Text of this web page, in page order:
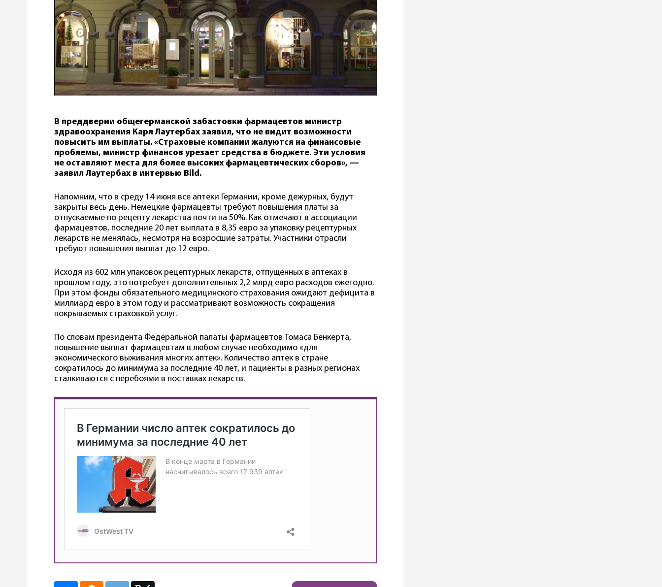
В преддверии общегерманской забастовки фармацевтов министр
здравоохранения Карл Лаутербах заявил, что не видит возможности
повысить им выплаты. «Страховые компании жалуются на финансовые
проблемы, министр финансов урезает средства в бюджете. Эти условия
не оставляют места для более высоких фармацевтических сборов», —
заявил Лаутербах в интервью Bild.
Напомним, что в среду 14 июня все аптеки Германии, кроме дежурных, будут
закрыты весь день. Немецкие фармацевты требуют повышения платы за
отпускаемые по рецепту лекарства почти на 50%. Как отмечают в ассоциации
фармацевтов, последние 20 лет выплата в 8,35 евро за упаковку рецептурных
лекарств не менялась, несмотря на возросшие затраты. Участники отрасли
требуют повышения выплат до 12 евро.
Исходя из 602 млн упаковок рецептурных лекарств, отпущенных в аптеках в
прошлом году, это потребует дополнительных 2,2 млрд евро расходов ежегодно.
При этом фонды обязательного медицинского страхования ожидают дефицита в
миллиард евро в этом году и рассматривают возможность сокращения
покрываемых страховкой услуг.
По словам президента Федеральной палаты фармацевтов Томаса Бенкерта,
повышение выплат фармацевтам в любом случае необходимо «для
экономического выживания многих аптек». Количество аптек в стране
сократилось до минимума за последние 40 лет, и пациенты в разных регионах
сталкиваются с перебоями в поставках лекарств.